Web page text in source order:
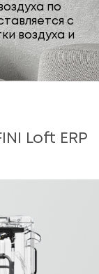
по
с
воздуха и
Loft ERP